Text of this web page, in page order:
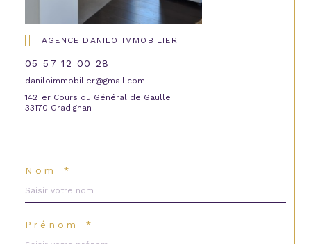
AGENCE DANILO IMMOBILIER
05 57 12 00 28
daniloimmobilier@gmail.com
142Ter Cours du Général de Gaulle
33170 Gradignan
Nom *
Prénom *